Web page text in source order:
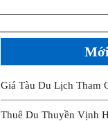
Giá Tàu Du Lịch Tham
Thuê Du Thuyền Vịnh